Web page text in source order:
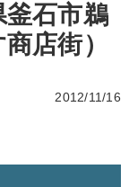
石市鵜
店街）
2012/11/16